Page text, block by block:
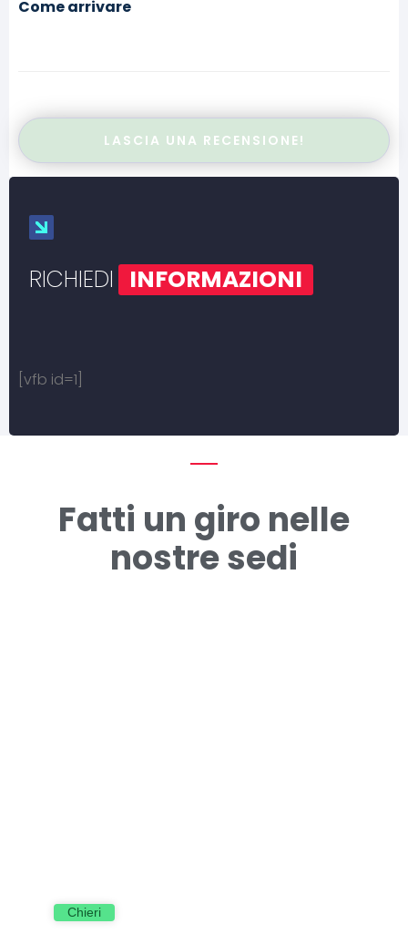
Come arrivare
LASCIA UNA RECENSIONE!
RICHIEDI INFORMAZIONI
[vfb id=1]
Fatti un giro nelle
nostre sedi
Chieri